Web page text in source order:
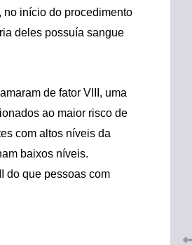
no início do procedimento
deles possuía sangue
de fator VIII, uma
ao maior risco de
com altos níveis da
baixos níveis.
do que pessoas com
e garante continuidade